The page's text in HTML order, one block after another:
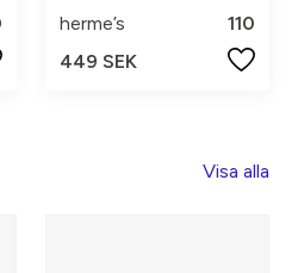
herme’s
110
449 SEK
Visa alla